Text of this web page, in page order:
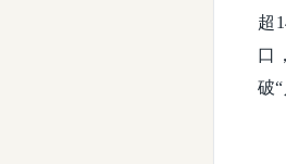
超
口
破